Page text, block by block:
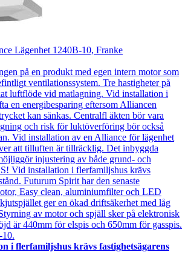
Lägenhet 1240B-10, Franke
på en produkt med egen intern motor som
ventilationssystem. Tre hastigheter på
luftflöde vid matlagning. Vid installation i
en energibesparing eftersom Alliancen
kan sänkas. Centralfl äkten bör vara
och risk för luktöverföring bör också
Vid installation av en Alliance för lägenhet
att tilluften är tillräcklig. Det inbyggda
injustering av både grund- och
Vid installation i flerfamiljshus krävs
Futurum Spirit har den senaste
Easy clean, aluminiumfilter och LED
ger en ökad driftsäkerhet med låg
av motor och spjäll sker på elektronisk
är 440mm för elspis och 650mm för gasspis.
i flerfamiljshus krävs fastighetsägarens